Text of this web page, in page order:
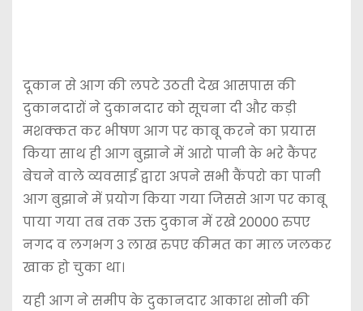
दूकान से आग की लपटे उठती देख आसपास की
दुकानदारों ने दुकानदार को सूचना दी और कड़ी
मशक्कत कर भीषण आग पर काबू करने का प्रयास
किया साथ ही आग बुझाने में आरो पानी के भरे कैंपर
बेचने वाले व्यवसाई द्वारा अपने सभी कैंपरो का पानी
आग बुझाने में प्रयोग किया गया जिससे आग पर काबू
पाया गया तब तक उक्त दुकान में रखे 20000 रुपए
नगद व लगभग 3 लाख रुपए कीमत का माल जलकर
खाक हो चुका था।
यही आग ने समीप के दुकानदार आकाश सोनी की